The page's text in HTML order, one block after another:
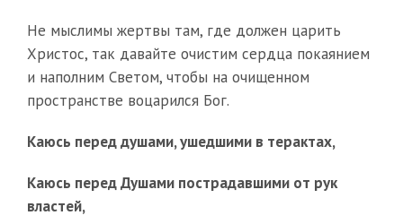
Не мыслимы жертвы там, где должен царить
Христос, так давайте очистим сердца покаянием
и наполним Светом, чтобы на очищенном
пространстве воцарился Бог.
Каюсь перед душами, ушедшими в терактах,
Каюсь перед Душами пострадавшими от рук
властей,